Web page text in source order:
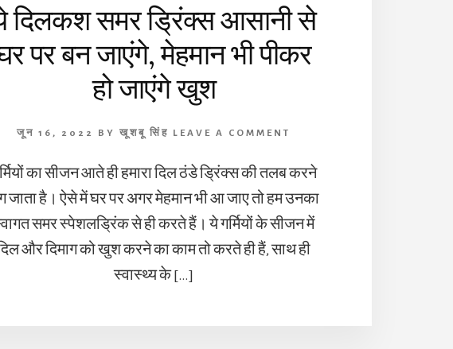
दिलकश समर ड्रिंक्स आसानी से
पर बन जाएंगे, मेहमान भी पीकर
हो जाएंगे खुश
जून 16, 2022 BYखूशबू सिंह LEAVE A COMMENT
का सीजन आते ही हमारा दिल ठंडे ड्रिंक्स की तलब करने
जाता है। ऐसे में घर पर अगर मेहमान भी आ जाए तो हम उनका
समर स्पेशलड्रिंक से ही करते हैं। ये गर्मियों के सीजन में
और दिमाग को खुश करने का काम तो करते ही हैं, साथ ही
स्वास्थ्य के […]